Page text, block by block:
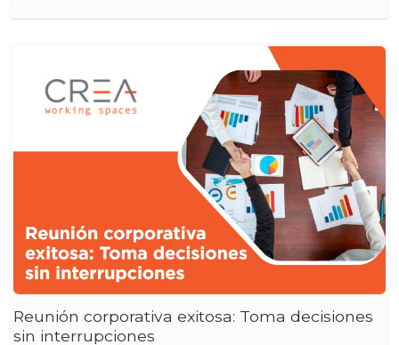
Reunión corporativa exitosa: Toma decisiones
sin interrupciones